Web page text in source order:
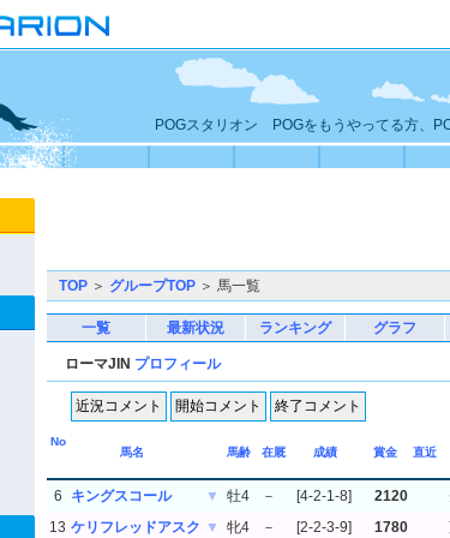
POGスタリオン POGをもうやってる方、
TOP ＞ グループTOP ＞ 馬一覧
一覧 最新状況 ランキング グラフ
ローマJIN プロフィール
No
馬名
馬齢 在厩 成績 賞金 直近
6 キングスコール ▼ 牡4 － [4-2-1-8] 2120
13 ケリフレッドアスク ▼ 牝4 － [2-2-3-9] 1780